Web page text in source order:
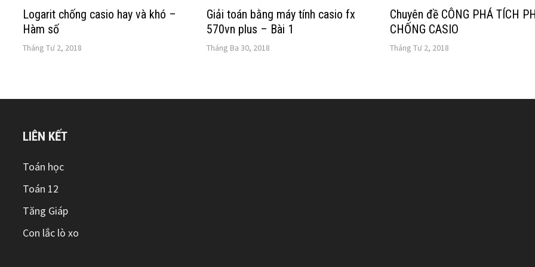
Logarit chống casio hay và khó –
Hàm số
Tháng Tư 2, 2018
Giải toán bằng máy tính casio fx
570vn plus – Bài 1
Tháng Ba 30, 2018
Chuyên đề CÔNG PHÁ TÍCH
CHỐNG CASIO
Tháng Tư 2, 2018
LIÊN KẾT
Toán học
Toán 12
Tăng Giáp
Con lắc lò xo